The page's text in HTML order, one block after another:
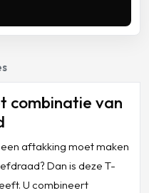
combinatie van
aftakking moet maken
Dan is deze T-
U combineert